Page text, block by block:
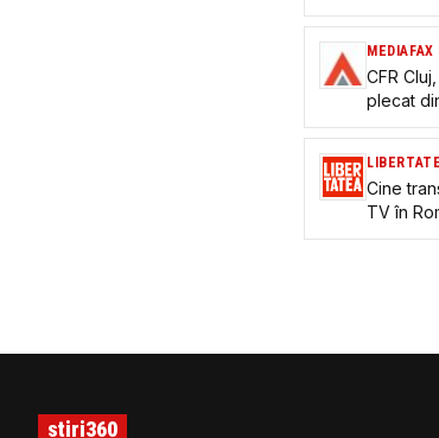
tari cote
MEDIAFAX
CFR
plecat
Cine
TV în
stiri360